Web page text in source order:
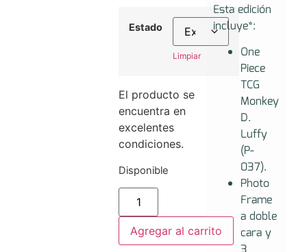
Estado
Limpiar
El producto se
encuentra en
excelentes
condiciones.
Disponible
Agregar al carrito
Esta edición
incluye*:
One
Piece
TCG
Monkey
D.
Luffy
(P-
037).
Photo
Frame
a doble
cara y